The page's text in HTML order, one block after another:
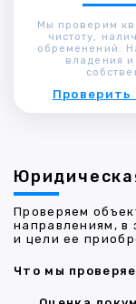
Мы проверим
чистоту,
обременений.
владения и
Проверить
Проверяем
направлениям, в
и цели ее
Что мы